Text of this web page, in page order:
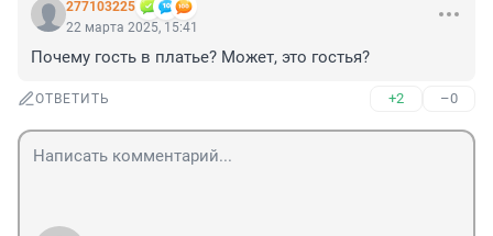
277103225
22 марта 2025, 15:41
Почему гость в платье? Может, это гостья?
ОТВЕТИТЬ +2 –0